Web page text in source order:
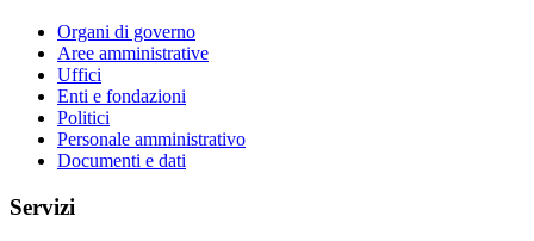
Organi di governo
Aree amministrative
Uffici
Enti e fondazioni
Politici
Personale amministrativo
Documenti e dati
Servizi